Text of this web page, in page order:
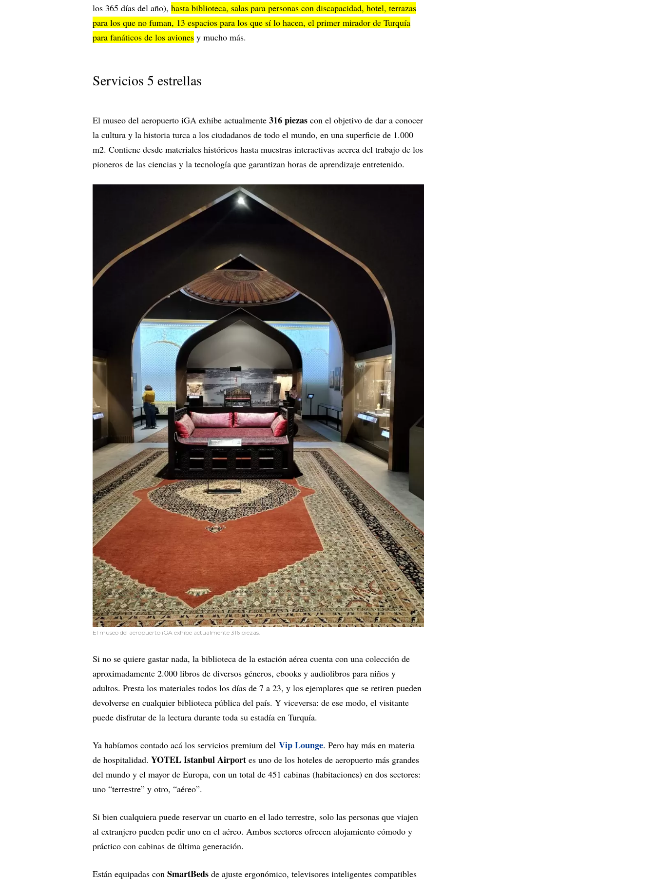
los 365 días del año), hasta biblioteca, salas para personas con discapacidad, hotel, terrazas
para los que no fuman, 13 espacios para los que sí lo hacen, el primer mirador de Turquía
para fanáticos de los aviones y mucho más.
Servicios 5 estrellas
El museo del aeropuerto iGA exhibe actualmente 316 piezas con el objetivo de dar a conocer
la cultura y la historia turca a los ciudadanos de todo el mundo, en una superficie de 1.000
m2. Contiene desde materiales históricos hasta muestras interactivas acerca del trabajo de los
pioneros de las ciencias y la tecnología que garantizan horas de aprendizaje entretenido.
El museo del aeropuerto iGA exhibe actualmente 316 piezas.
Si no se quiere gastar nada, la biblioteca de la estación aérea cuenta con una colección de
aproximadamente 2.000 libros de diversos géneros, ebooks y audiolibros para niños y
adultos. Presta los materiales todos los días de 7 a 23, y los ejemplares que se retiren pueden
devolverse en cualquier biblioteca pública del país. Y viceversa: de ese modo, el visitante
puede disfrutar de la lectura durante toda su estadía en Turquía.
Ya habíamos contado acá los servicios premium del Vip Lounge. Pero hay más en materia
de hospitalidad. YOTEL Istanbul Airport es uno de los hoteles de aeropuerto más grandes
del mundo y el mayor de Europa, con un total de 451 cabinas (habitaciones) en dos sectores:
uno “terrestre” y otro, “aéreo”.
Si bien cualquiera puede reservar un cuarto en el lado terrestre, solo las personas que viajen
al extranjero pueden pedir uno en el aéreo. Ambos sectores ofrecen alojamiento cómodo y
práctico con cabinas de última generación.
Están equipadas con SmartBeds de ajuste ergonómico, televisores inteligentes compatibles